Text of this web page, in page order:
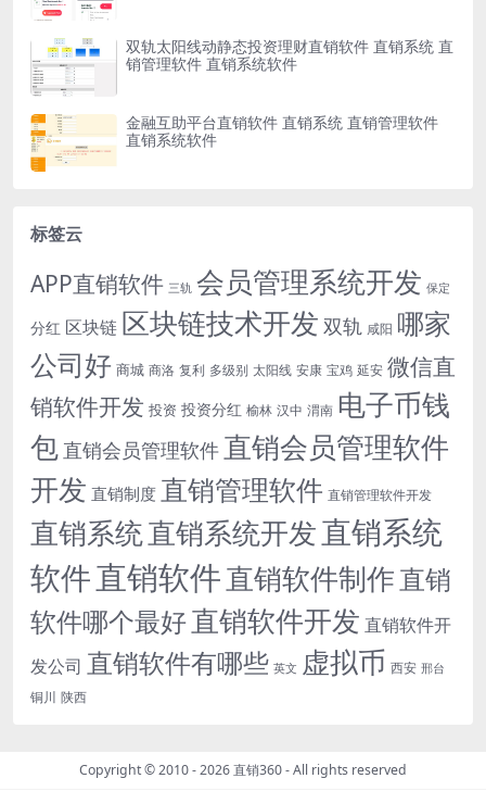
双轨太阳线动静态投资理财直销软件 直销系统 直
销管理软件 直销系统软件
金融互助平台直销软件 直销系统 直销管理软件
直销系统软件
标签云
APP直销软件 三轨 会员管理系统开发 保定
分红 区块链 区块链技术开发 双轨 咸阳 哪家
公司好 商城 商洛 复利 多级别 太阳线 安康 宝鸡 延安 微信直
销软件开发 投资 投资分红 榆林 汉中 渭南 电子币钱
包 直销会员管理软件 直销会员管理软件
开发 直销制度 直销管理软件 直销管理软件开发
直销系统直销系统开发直销系统
软件直销软件直销软件制作直销
软件哪个最好直销软件开发 直销软件开
发公司 直销软件有哪些 英文 虚拟币 西安 邢台
铜川 陕西
Copyright © 2010 - 2026直销360- All rights reserved